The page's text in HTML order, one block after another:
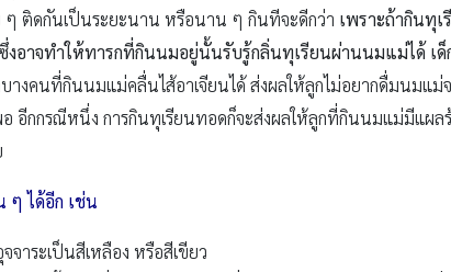
ติดกันเป็นระยะนาน หรือนาน ๆ กินทีจะดีกว่า เพราะถ้ากินทุ
าจทำให้ทารกที่กินนมอยู่นั้นรับรู้กลิ่นทุเรียนผ่านนมแม่ได้ เด็
างคนที่กินนมแม่คลื่นไส้อาเจียนได้ ส่งผลให้ลูกไม่อยากดื่มนมแม่
อีกกรณีหนึ่ง การกินทุเรียนทอดก็จะส่งผลให้ลูกที่กินนมแม่มีแผล
ๆ ได้อีก เช่น
จาระเป็นสีเหลือง หรือสีเขียว